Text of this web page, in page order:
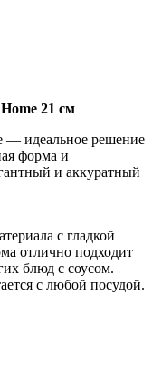
21 см
— идеальное решение
форма и
и аккуратный
с гладкой
отлично подходит
блюд с соусом.
с любой посудой.